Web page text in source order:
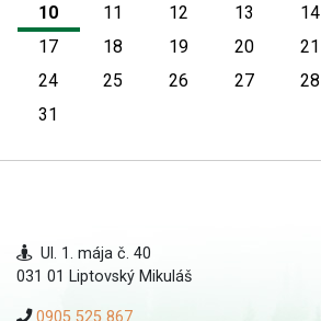
10
11 12 13 14
17
18 19 20 21
24
25 26 27 28
31
Ul. 1. mája č. 40
031 01 Liptovský Mikuláš
0905 525 867